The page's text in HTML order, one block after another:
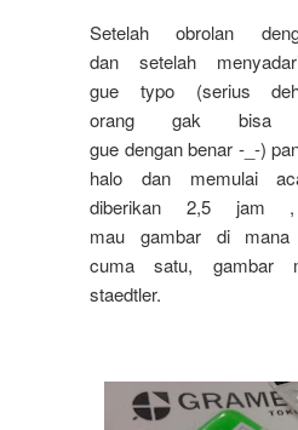
Setelah obrolan
dan setelah
gue typo (serius
orang gak bisa
gue dengan benar -_-)
halo dan memulai
diberikan 2,5 jam ,
mau gambar di mana
cuma satu, gambar
staedtler.